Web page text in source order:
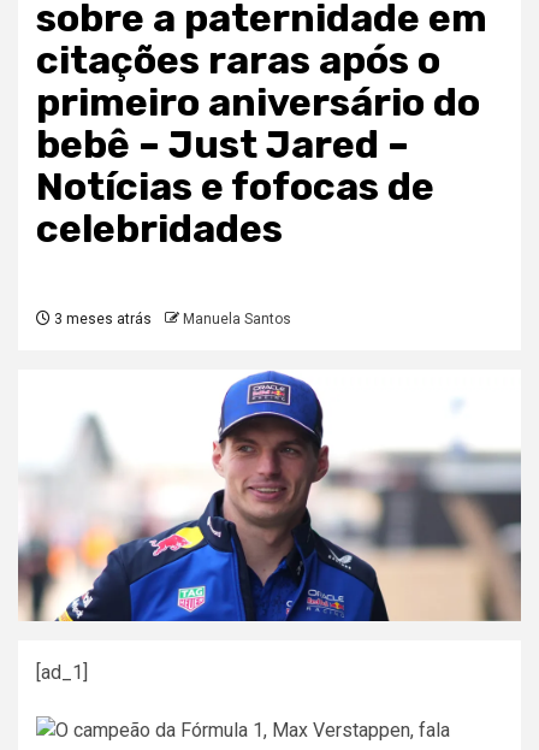
sobre a paternidade em
citações raras após o
primeiro aniversário do
bebê – Just Jared –
Notícias e fofocas de
celebridades
3 meses atrás Manuela Santos
[ad_1]